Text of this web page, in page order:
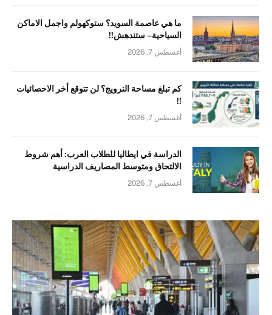
ما هي عاصمة السويد؟ ستوكهولم واجمل الاماكن
السياحية – ستندهش!!
أغسطس 7, 2026
كم تبلغ مساحة النرويج؟ لن تتوقع أخر الاحصائيات
!!
أغسطس 7, 2026
الدراسة في ايطاليا للطلاب العرب: أهم شروط
الالتحاق ومتوسط المصاريف الدراسية
أغسطس 7, 2026